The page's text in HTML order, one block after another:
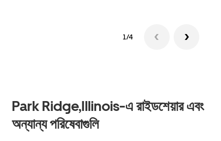
1/4
Park Ridge,Illinois-এ রাইডশেয়ার এবং
অন্যান্য পরিষেবাগুলি